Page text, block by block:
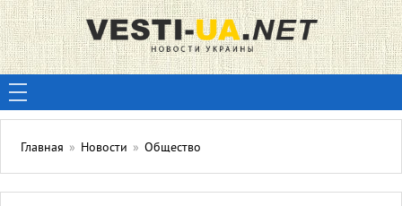
Главная » Новости » Общество